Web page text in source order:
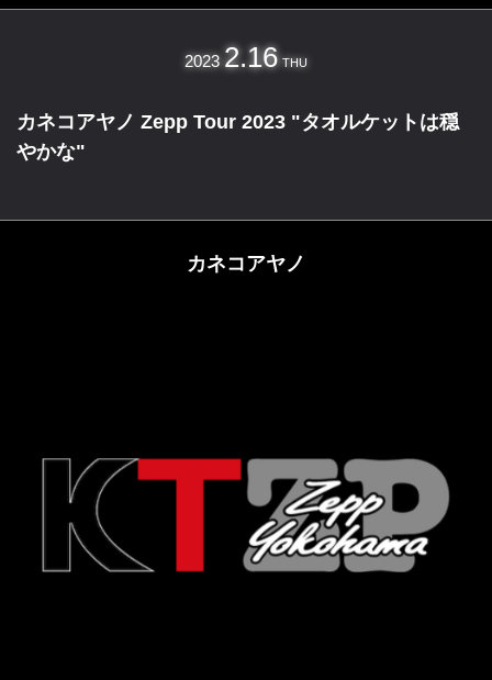
2023 2.16 THU
カネコアヤノ Zepp Tour 2023 "タオルケットは穏
やかな"
カネコアヤノ